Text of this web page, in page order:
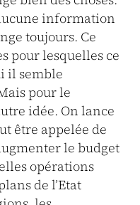
information
toujours. Ce
pour lesquelles ce
il semble
pour le
idée. On lance
être appelée de
le budget
opérations
de l’Etat